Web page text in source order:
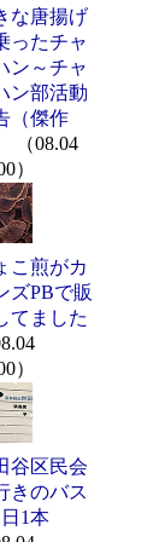
な唐揚げ
ったチャ
ン～チャ
ン部活動
（傑作
（08.04
）
こ煎がカ
ズPBで販
てました
）
谷区民会
きのバス
1本